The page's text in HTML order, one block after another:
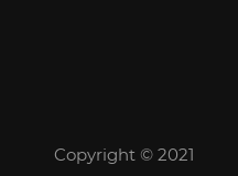
Copyright © 2021